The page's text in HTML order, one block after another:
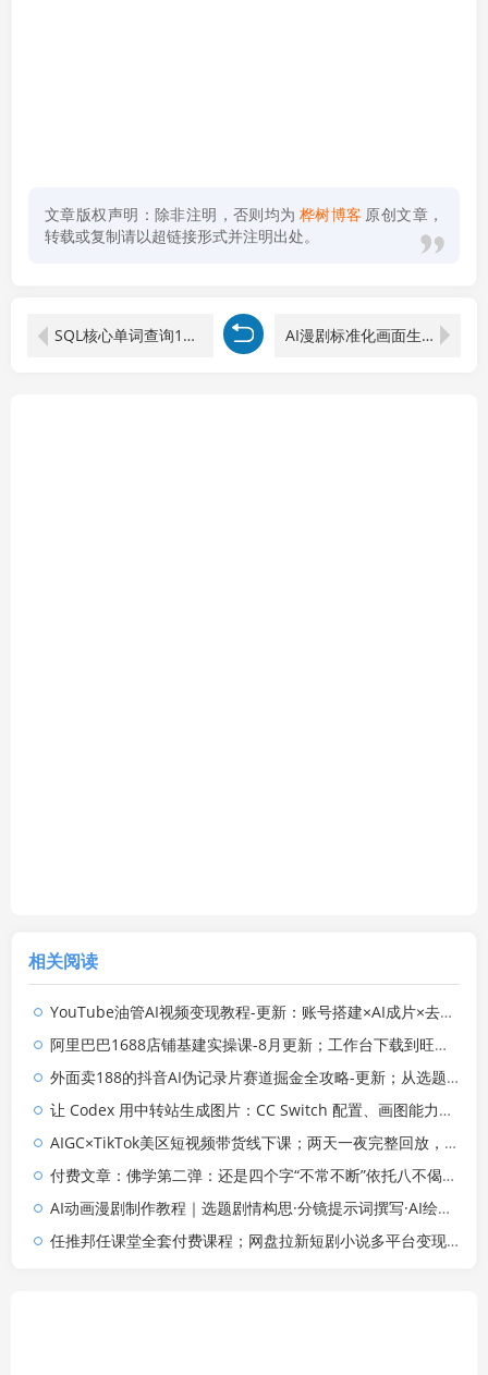
文章版权声明：除非注明，否则均为 桦树博客 原创文章，
转载或复制请以超链接形式并注明出处。
SQL核心单词查询115词 在线+客户端 AI漫剧标准化画面生产SOP全套课程，网文选本版权剧本分镜资产全覆盖，图文生视频后期剪辑完整实操教学
相关阅读
YouTube油管AI视频变现教程-更新：账号搭建×AI成片×去重限流解决方案×YPP变现×AI真人生成×人物一致性
阿里巴巴1688店铺基建实操课-8月更新；工作台下载到旺铺装修客服分流，手把手搞定开店全部必备操作
外面卖188的抖音AI伪记录片赛道掘金全攻略-更新；从选题到发布十一大环节拆解，零基础也能做出高流量真实感内容
让 Codex 用中转站生成图片：CC Switch 配置、画图能力检测与全局 Skill 教程
AIGC×TikTok美区短视频带货线下课；两天一夜完整回放，12小时高清视频收录头部操盘手全流程教学
付费文章：佛学第二弹：还是四个字“不常不断”依托八不偈解读无我因果连续之理
AI动画漫剧制作教程｜选题剧情构思·分镜提示词撰写·AI绘图配音·2D动画制作·剪映实操完成完整漫剧成片
任推邦任课堂全套付费课程；网盘拉新短剧小说多平台变现，从入门到高阶零基础也能轻松上手实操